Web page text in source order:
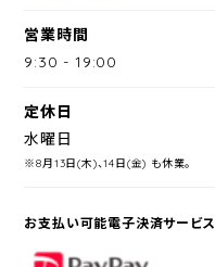
営業時間
9:30 -19:00
定休日
水曜日
※8月13日(木)、14日(金) も休業。
お支払い可能電子決済サービス
PayPay